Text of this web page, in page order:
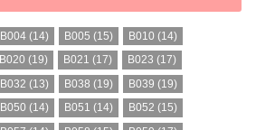
B004(14) B005 (15) B010 (14)
B020 (19) B021 (17) B023 (17)
B032 (13) B038 (19) B039 (19)
B050 (14) B051 (14) B052 (15)